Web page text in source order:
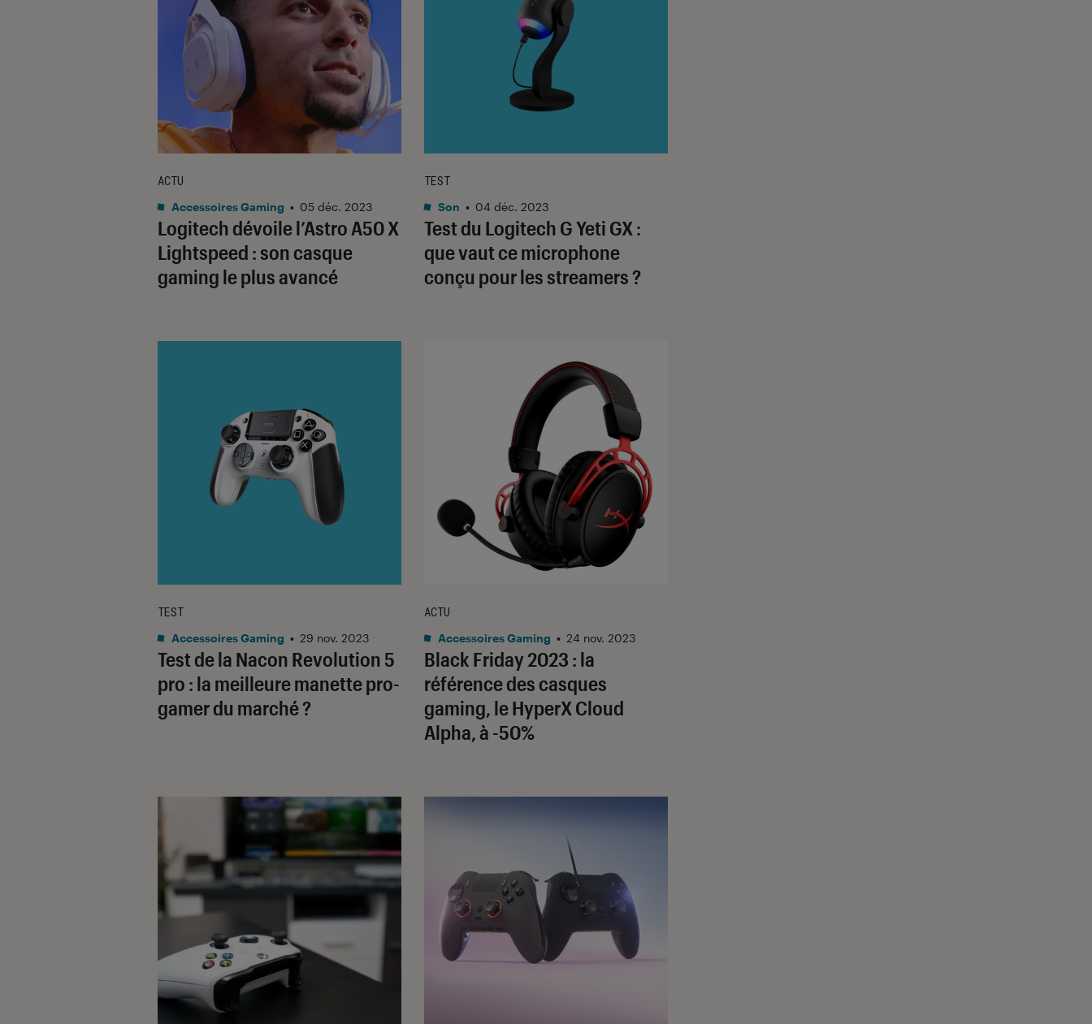
Logitech dévoile l’Astro A50 X
Lightspeed : son casque
gaming le plus avancé
ACTU
Accessoires Gaming • 05 déc. 2023
Test du Logitech G Yeti GX :
que vaut ce microphone
conçu pour les streamers ?
TEST
Son • 04 déc. 2023
Test de la Nacon Revolution 5
pro : la meilleure manette pro-
gamer du marché ?
TEST
Accessoires Gaming • 29 nov. 2023
Black Friday 2023 : la
référence des casques
gaming, le HyperX Cloud
Alpha, à -50%
ACTU
Accessoires Gaming • 24 nov. 2023